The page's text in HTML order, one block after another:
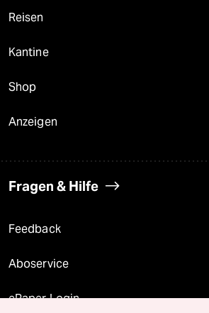
Reisen
Kantine
Shop
Anzeigen
Fragen & Hilfe
Feedback
Aboservice
ePaper Login